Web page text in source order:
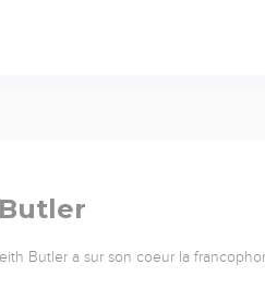
Butler a sur son coeur la